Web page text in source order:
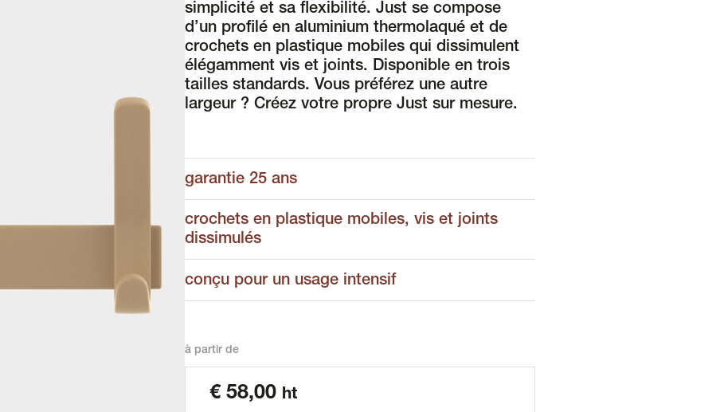
simplicité et sa flexibilité. Just se compose
d’un profilé en aluminium thermolaqué et de
crochets en plastique mobiles qui dissimulent
élégamment vis et joints. Disponible en trois
tailles standards. Vous préférez une autre
largeur ? Créez votre propre Just sur mesure.
garantie 25 ans
crochets en plastique mobiles, vis et joints
dissimulés
conçu pour un usage intensif
à partir de
€58,00 ht